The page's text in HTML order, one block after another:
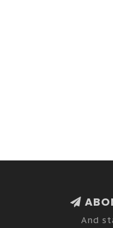
And